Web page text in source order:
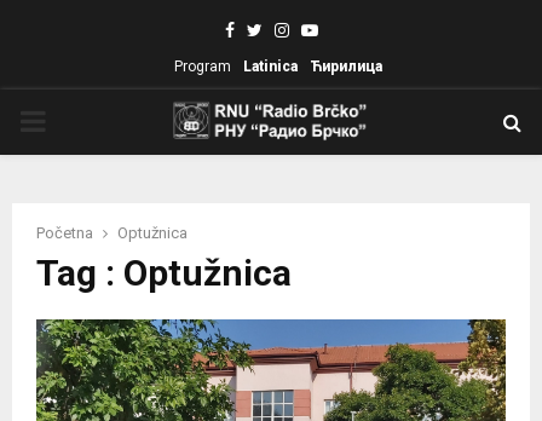
Facebook
TwitterInstagram
Youtube
Program Latinica Ћирилица
Početna Optužnica
Tag : Optužnica